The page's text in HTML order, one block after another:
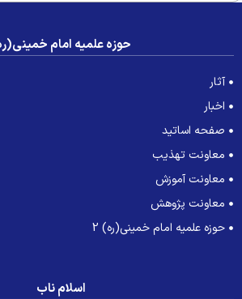
حوزه علمیه امام خمینی(ره)
آثار
اخبار
صفحه اساتید
معاونت تهذیب
معاونت آموزش
معاونت پژوهش
حوزه علمیه امام خمینی(ره) 2
اسلام ناب